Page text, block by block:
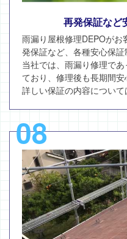
再発保証など
雨漏り屋根修理DEPOが
発保証など、各種安心保証
当社では、雨漏り修理で
ており、修理後も長期間安
詳しい保証の内容について
08